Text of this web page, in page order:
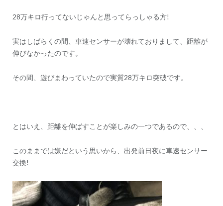
28万キロ行ってないじゃんと思ってらっしゃる方!
実はしばらくの間、車速センサーが壊れておりまして、距離が
伸びなかったのです。
その間、遊びまわっていたので実質28万キロ突破です。
とはいえ、距離を伸ばすことが楽しみの一つであるので、、、
このままでは嫌だという思いから、出発前日夜に車速センサー
交換!